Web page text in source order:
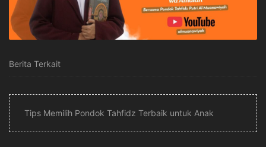
Berita Terkait
Tips Memilih Pondok Tahfidz Terbaik untuk Anak